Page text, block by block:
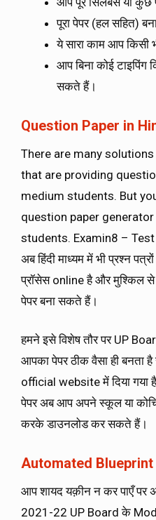
पूरा पेपर (हल सहित)
ये सारा काम आप किसी
आप बिना कोई
सकते हैं।
Question Paper in
There are many
that are providing
medium students. But
question paper
students. Examin8 – Test
अब हिंदी माध्यम में भी प्रश्न
प्रॉसेस online है और मुश्किल
पेपर बना सकते हैं।
हमने इसे विशेष तौर पर UP
आपका पेपर ठीक वैसा ही बनता
official website में दिया
पेपर अब आप अपने स्कूल या
करके डाउनलोड कर सकते हैं।
Automated Blueprint
आप शायद यक़ीन न कर पाएँ
2021-22 UP Board के